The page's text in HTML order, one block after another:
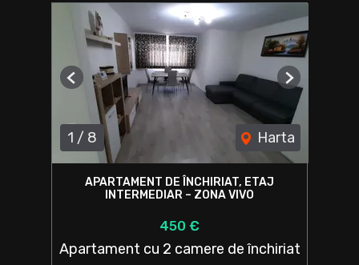
1 / 8 Harta
Previous Next
APARTAMENT DE ÎNCHIRIAT, ETAJ
INTERMEDIAR – ZONA VIVO
450 €
Apartament cu 2 camere de închiriat